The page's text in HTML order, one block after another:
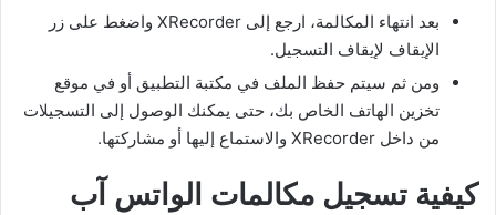
بعد انتهاء المكالمة، ارجع إلى XRecorder واضغط على زر
الإيقاف لإيقاف التسجيل.
ومن ثم سيتم حفظ الملف في مكتبة التطبيق أو في موقع
تخزين الهاتف الخاص بك، حتى يمكنك الوصول إلى التسجيلات
من داخل XRecorder والاستماع إليها أو مشاركتها.
كيفية تسجيل مكالمات الواتس آب